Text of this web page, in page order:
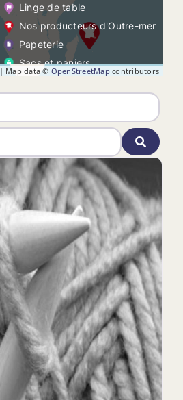
| Map data © OpenStreetMap contributors
Linge de table
Nos producteurs d'Outre-mer
Papeterie
Sacs et paniers
Vaisselle - Céramique
Search